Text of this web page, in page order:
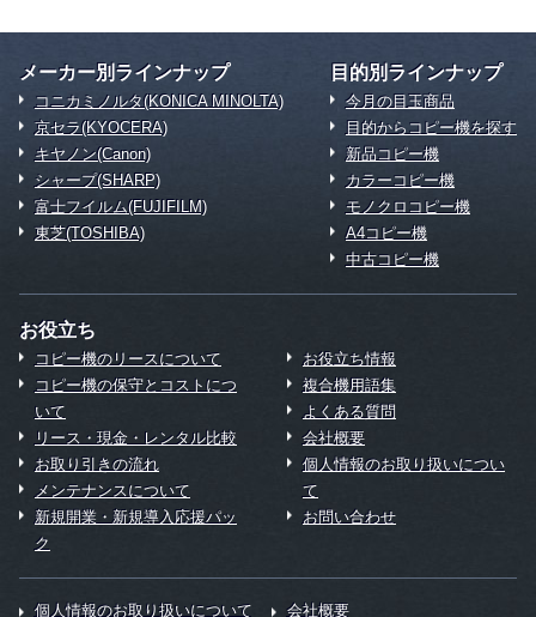
メーカー別ラインナップ
コニカミノルタ(KONICA MINOLTA)
京セラ(KYOCERA)
キヤノン(Canon)
シャープ(SHARP)
富士フイルム(FUJIFILM)
東芝(TOSHIBA)
目的別ラインナップ
今月の目玉商品
目的からコピー機を探す
新品コピー機
カラーコピー機
モノクロコピー機
A4コピー機
中古コピー機
お役立ち
コピー機のリースについて
コピー機の保守とコストにつ
いて
リース・現金・レンタル比較
お取り引きの流れ
メンテナンスについて
新規開業・新規導入応援パッ
ク
お役立ち情報
複合機用語集
よくある質問
会社概要
個人情報のお取り扱いについ
て
お問い合わせ
個人情報のお取り扱いについて 会社概要